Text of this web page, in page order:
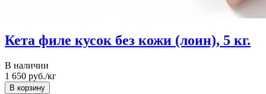
Кета филе кусок без кожи (лоин), 5 кг.
В наличии
1 650 руб./кг